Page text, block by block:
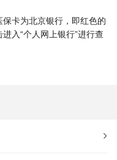
卡为北京银行，即红色的
入“个人网上银行”进行查